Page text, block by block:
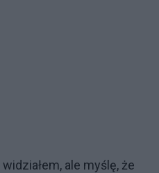
ale myślę, że